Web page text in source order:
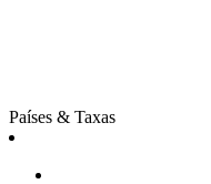
Países & Taxas